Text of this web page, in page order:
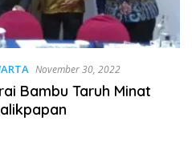
November 30, 2022
Bambu Taruh Minat